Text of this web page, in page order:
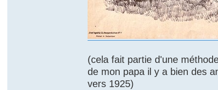
(cela fait partie d'une
de mon papa il y a bien des
vers 1925)